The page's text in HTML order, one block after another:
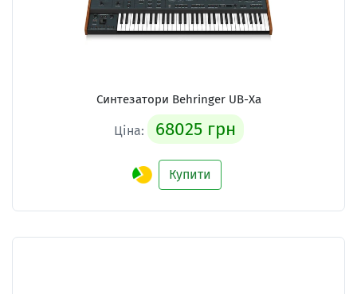
Синтезатори Behringer UB-Xa
Ціна: 68025 грн
Купити